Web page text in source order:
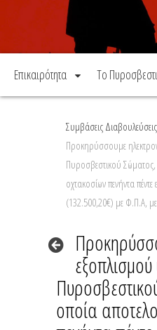
Επικαιρότητα Το
Συμβάσεις
Προκηρύσσουμε
Πυροσβεστικού
οχτακοσίων πενήντα
(132.500,20€) με Φ.Π.Α,
οποία